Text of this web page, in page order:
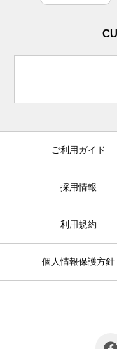
ご利用ガイド
採用情報
利用規約
個人情報保護方針